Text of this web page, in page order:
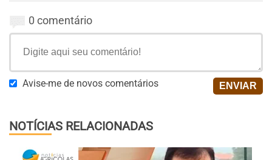
0 comentário
Avise-me de novos comentários
NOTÍCIAS RELACIONADAS